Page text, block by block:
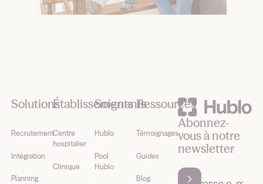
Solutions
Recrutement
Intégration
Planning
Établissements
Centre
hospitalier
Clinique
Soignants
Hublo
Pool
Hublo
Ressources
Témoignages
Guides
Blog
Abonnez-
vous à notre
newsletter